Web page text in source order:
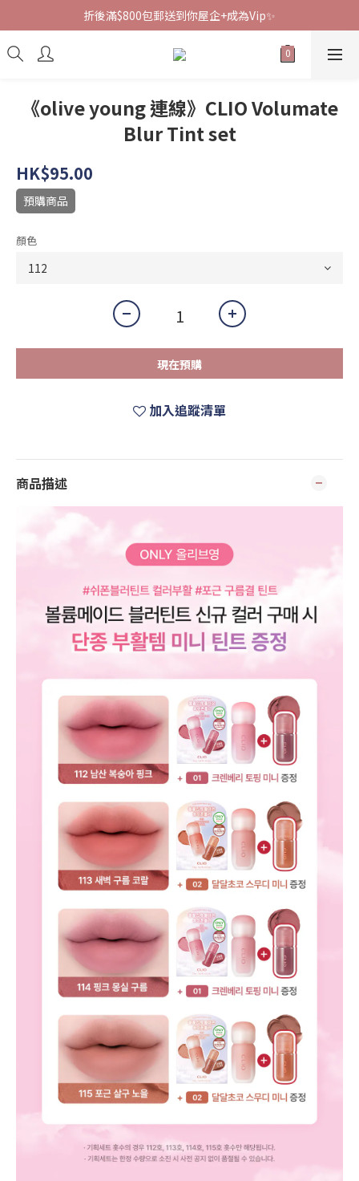
折後滿$800包郵送到你屋企+成為Vip✨
《olive young 連線》CLIO Volumate
Blur Tint set
HK$95.00
預購商品
顏色
現在預購
加入追蹤清單
商品描述